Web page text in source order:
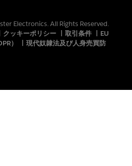
Electronics. All Rights Reserved.
クッキーポリシー 取引条件
EU
）
現代奴隷法及び人身売買防